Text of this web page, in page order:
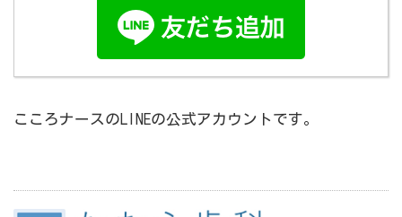
こころナースのLINEの公式アカウントです。